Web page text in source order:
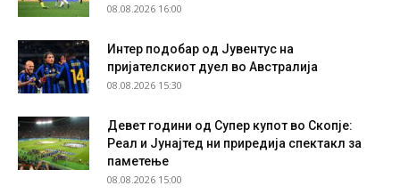
08.08.2026 16:00
Интер подобар од Јувентус на
пријателскиот дуел во Австралија
08.08.2026 15:30
Девет години од Супер купот во Скопје:
Реал и Јунајтед ни приредија спектакл за
паметење
08.08.2026 15:00